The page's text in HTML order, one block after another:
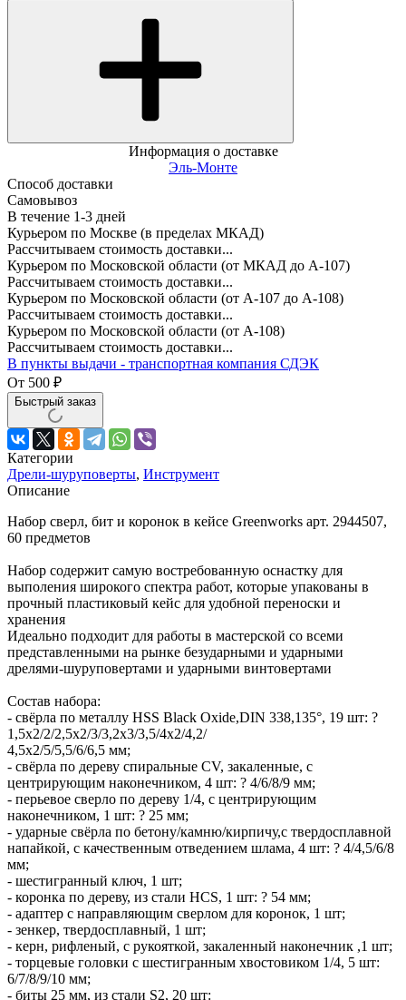
Информация о доставке
Эль-Монте
Способ доставки
Самовывоз
В течение 1-3 дней
Курьером по Москве (в пределах МКАД)
Рассчитываем стоимость доставки...
Курьером по Московской области (от МКАД до А-107)
Рассчитываем стоимость доставки...
Курьером по Московской области (от А-107 до А-108)
Рассчитываем стоимость доставки...
Курьером по Московской области (от А-108)
Рассчитываем стоимость доставки...
В пункты выдачи - транспортная компания СДЭК
От 500 ₽
Быстрый заказ
Категории
Дрели-шуруповерты, Инструмент
Описание
Набор сверл, бит и коронок в кейсе Greenworks арт. 2944507,
60 предметов
Набор содержит самую востребованную оснастку для
выполения широкого спектра работ, которые упакованы в
прочный пластиковый кейс для удобной переноски и
хранения
Идеально подходит для работы в мастерской со всеми
представленными на рынке безударными и ударными
дрелями-шуруповертами и ударными винтовертами
Состав набора:
- свёрла по металлу HSS Black Oxide,DIN 338,135°, 19 шт: ?
1,5x2/2/2,5x2/3/3,2x3/3,5/4x2/4,2/
4,5x2/5/5,5/6/6,5 мм;
- свёрла по дереву спиральные CV, закаленные, с
центрирующим наконечником, 4 шт: ? 4/6/8/9 мм;
- перьевое сверло по дереву 1/4, с центрирующим
наконечником, 1 шт: ? 25 мм;
- ударные свёрла по бетону/камню/кирпичу,с твердосплавной
напайкой, с качественным отведением шлама, 4 шт: ? 4/4,5/6/8
мм;
- шестигранный ключ, 1 шт;
- коронка по дереву, из стали HCS, 1 шт: ? 54 мм;
- адаптер с направляющим сверлом для коронок, 1 шт;
- зенкер, твердосплавный, 1 шт;
- керн, рифленый, с рукояткой, закаленный наконечник ,1 шт;
- торцевые головки с шестигранным хвостовиком 1/4, 5 шт:
6/7/8/9/10 мм;
- биты 25 мм, из стали S2, 20 шт: